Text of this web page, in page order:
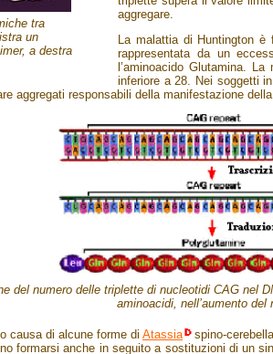
tra
un
a destra
aggregare.
La malattia di Huntington
rappresentata da un
l’aminoacido Glutamina.
inferiore a 28. Nei soggetti
aggregati responsabili della manifestazione
del numero delle triplette di nucleotidi CAG nel
aminoacidi, nell’aumento
causa di alcune forme di Atassia
spino-
formarsi anche in seguito a sostituzioni di un